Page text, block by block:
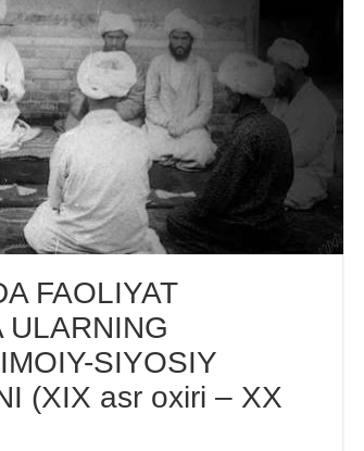
FAOLIYAT
SIYOSIY
(XIX asr oxiri – XX